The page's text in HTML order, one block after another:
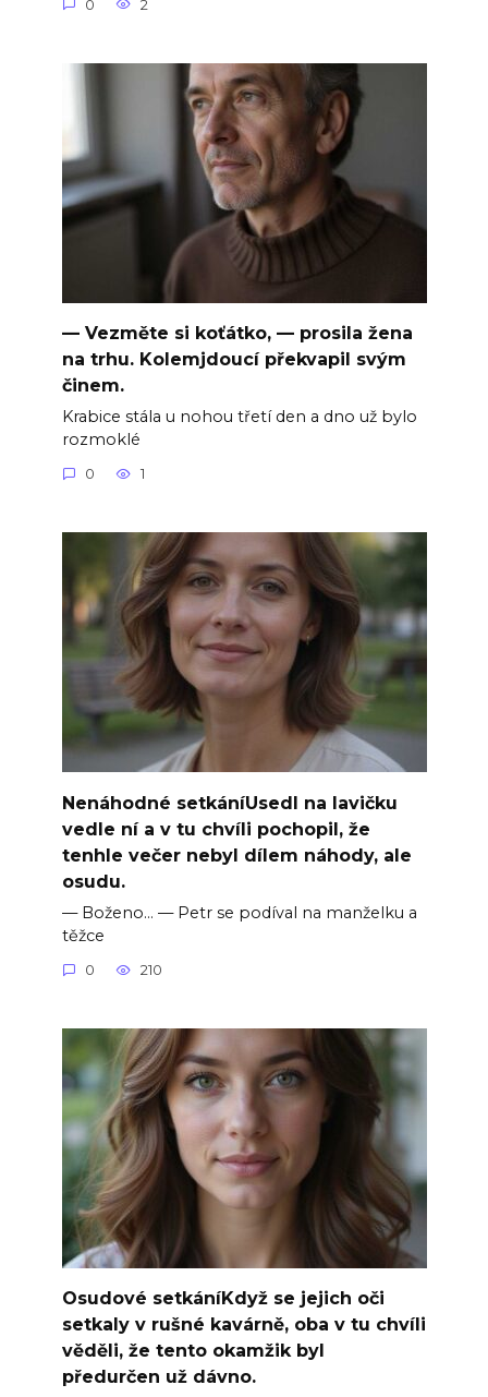
0 2
— Vezměte si koťátko, — prosila žena
na trhu. Kolemjdoucí překvapil svým
činem.
Krabice stála u nohou třetí den a dno už bylo
rozmoklé
0 1
Nenáhodné setkáníUsedl na lavičku
vedle ní a v tu chvíli pochopil, že
tenhle večer nebyl dílem náhody, ale
osudu.
— Boženo… — Petr se podíval na manželku a
těžce
0 210
Osudové setkáníKdyž se jejich oči
setkaly v rušné kavárně, oba v tu chvíli
věděli, že tento okamžik byl
předurčen už dávno.